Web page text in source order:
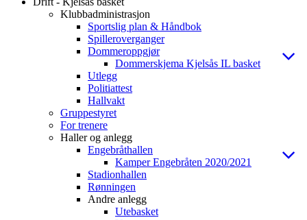
Klubbadministrasjon
Sportslig plan & Håndbok
Spilleroverganger
Dommeroppgjør
Dommerskjema Kjelsås IL basket
Utlegg
Politiattest
Hallvakt
Gruppestyret
For trenere
Haller og anlegg
Engebråthallen
Kamper Engebråten 2020/2021
Stadionhallen
Rønningen
Andre anlegg
Utebasket